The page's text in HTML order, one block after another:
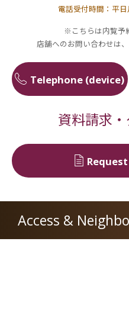
電話受付時間：平
※こちらは内覧予
店舗へのお問い合わせは
Telephone (device)
資料請求
Access &